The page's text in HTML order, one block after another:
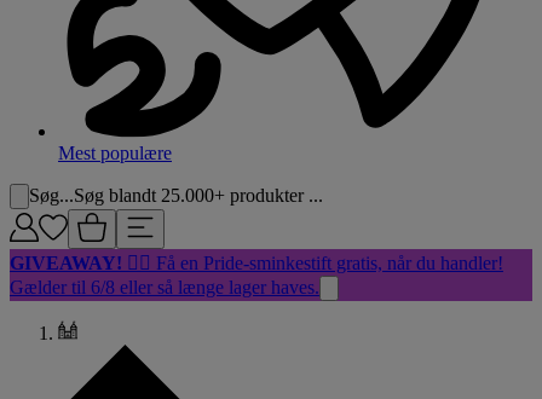
Mest populære
Søg...Søg blandt 25.000+ produkter ...
GIVEAWAY! 🏳️‍🌈 Få en Pride-sminkestift gratis, når du handler!
Gælder til 6/8 eller så længe lager haves.